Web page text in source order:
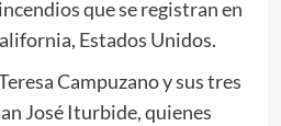
que se registran en
Estados Unidos.
Campuzano y sus tres
José Iturbide, quienes